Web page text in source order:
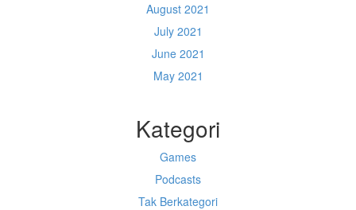
August 2021
July 2021
June 2021
May 2021
Kategori
Games
Podcasts
Tak Berkategori